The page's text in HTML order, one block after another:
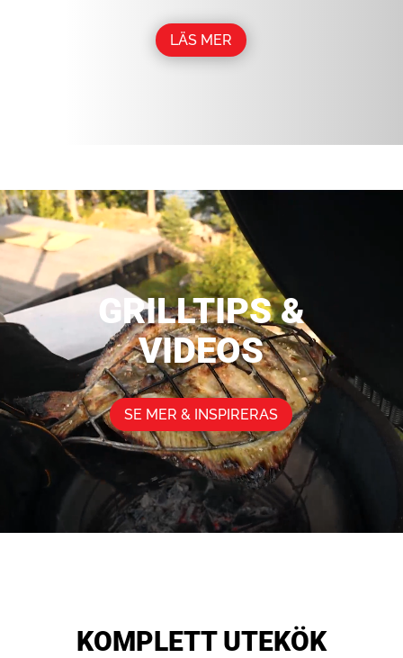
LÄS MER
Videospelare
GRILLTIPS &
VIDEOS
SE MER & INSPIRERAS
KOMPLETT UTEKÖK